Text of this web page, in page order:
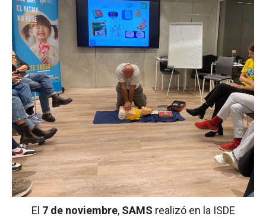
El 7 de noviembre, SAMS realizó en la ISDE